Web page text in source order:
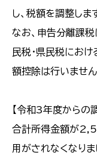
し、税額を調整しま
なお、申告分離課
民税・県民税にお
額控除は行いません
【令和3年度からの
合計所得金額が
用がされなくなりま